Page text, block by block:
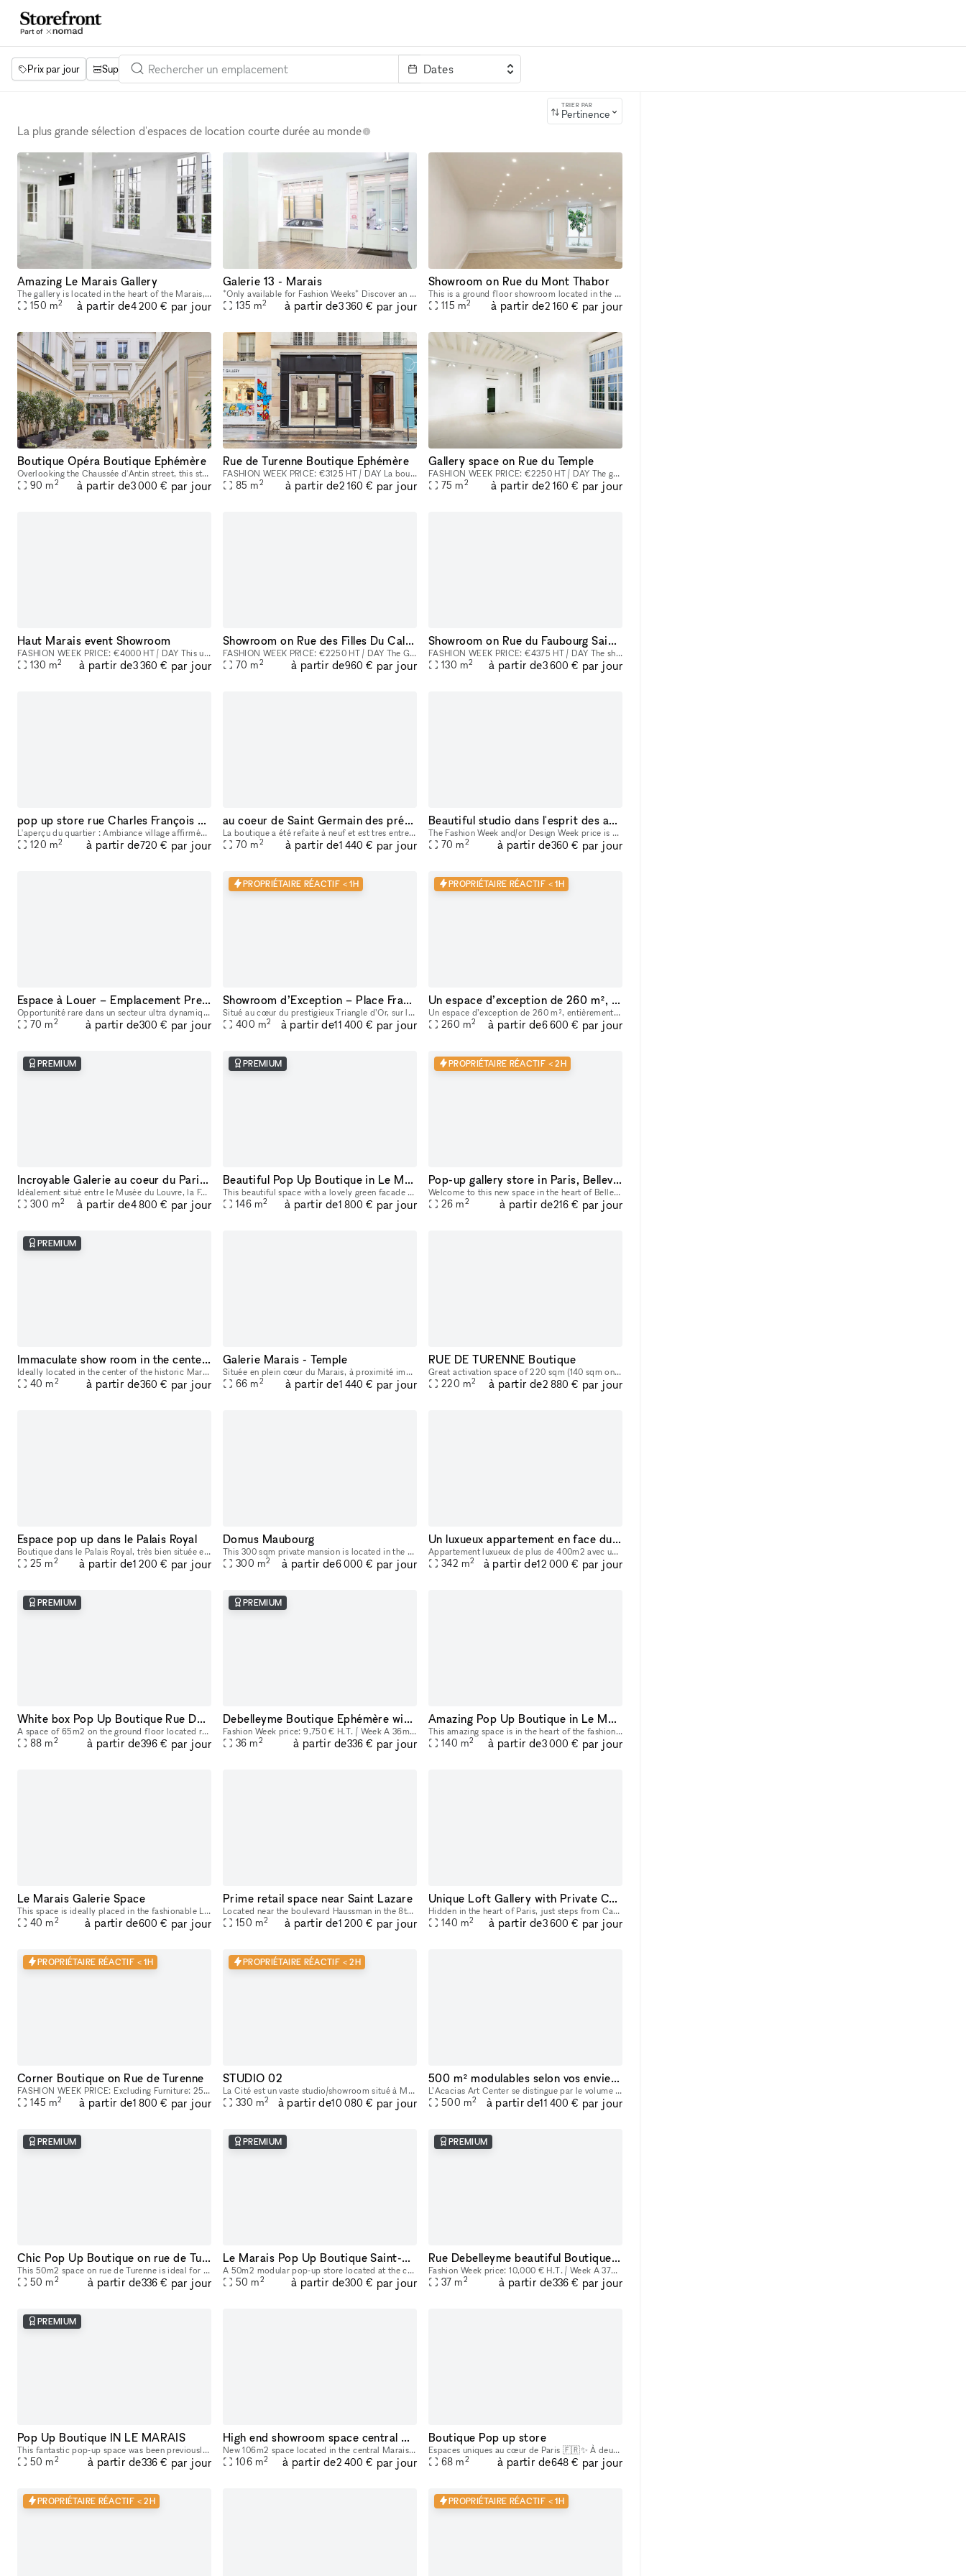
Dates
Prix par jour Superficie Projets Équipements
TRIER PAR
Pertinence
La plus grande sélection d'espaces de location courte durée au monde
Amazing Le Marais Gallery
The gallery is located in the heart of the Marais, it is a former workshop tucked away from the public eye inside an intimate courtyard. An atypical gallery that has known different historical perio
150 m2 à partir de4 200 € par jour
Galerie 13 - Marais
*Only available for Fashion Weeks* Discover an exclusive location: Galerie 13, a gallery as well as a showroom that can accommodate up to 60 pax. This location has a unique atmosphere with its sleek
135 m2 à partir de3 360 € par jour
Showroom on Rue du Mont Thabor
This is a ground floor showroom located in the heart of one of the most renowned areas in Paris, Place Vendome, featuring a small private courtyard. This space, designed for welcoming customers and p
115 m2 à partir de2 160 € par jour
Boutique Opéra Boutique Ephémère
Overlooking the Chaussée d'Antin street, this store benefits from a strategic location in the heart of a lively district in the 9th arrondissement of Paris. Boutique Opéra is a space of 90 m2, compos
90 m2 à partir de3 000 € par jour
Rue de Turenne Boutique Ephémère
FASHION WEEK PRICE: €3125 HT / DAY La boutique Turenne est au coeur des événements de la mode et de l’art dans un quartier vivant. Elle est composée de 3 pieces en enfilade ouvertes sur une vitrine
85 m2 à partir de2 160 € par jour
Gallery space on Rue du Temple
FASHION WEEK PRICE: €2250 HT / DAY The gallery is located in the Haut Marais near the rue de Bretagne and the rue Portefoin. The 75m2 space is located on the first floor at the end of a small Parisa
75 m2 à partir de2 160 € par jour
Haut Marais event Showroom
FASHION WEEK PRICE: €4000 HT / DAY This unconventional 130m2 room​,​ located in the heart of the Marais area at the end of a listed courtyard​,​ is an outstanding site because to its stunning glass r
130 m2 à partir de3 360 € par jour
Showroom on Rue des Filles Du Calvaire
FASHION WEEK PRICE: €2250 HT / DAY The Galerie is located in the artistic rue des Filles Du Calvaire​,​ centre of Haut Marais​,​ a district known for its art galleries and high end boutiques on Beaum
70 m2 à partir de960 € par jour
Showroom on Rue du Faubourg Saint-Honoré
FASHION WEEK PRICE: €4375 HT / DAY The showroom is fully renovated with an architecture combining modernity and Parisian charm​,​ in one of the most sought-after areas of the capital​,​ the Faubourg
130 m2 à partir de3 600 € par jour
pop up store rue Charles François Dupuis, Paris 3e
L'aperçu du quartier : Ambiance village affirmée du secteur, entre artisans et jeunes créateurs Voisinage immédiat du Carreau du Temple, lieu culturel et sportif incontournable Concentration de galer
120 m2 à partir de720 € par jour
au coeur de Saint Germain des prés Paris 6e
La boutique a été refaite à neuf et est tres entretenue éclairage maximum parquet en bon état
70 m2 à partir de1 440 € par jour
Beautiful studio dans l'esprit des années de Montparnasse
The Fashion Week and/or Design Week price is 375 euros per day. Special price per month, week or week-end.This unique space located in Paris is perfectly suited for art exhibitions, providing a versa
70 m2 à partir de360 € par jour
Espace à Louer – Emplacement Premium proche Châtelet
Opportunité rare dans un secteur ultra dynamique ! Situé à deux pas de Châtelet, sur un axe très passant, cet espace commercial de 70 m² bénéficie de la clientèle de RETRO, qui a fait ses preuves d
70 m2 à partir de300 € par jour
PROPRIÉTAIRE RÉACTIF < 1H
Showroom d’Exception – Place François 1er, Paris VIII
Situé au cœur du prestigieux Triangle d’Or, sur la très recherchée Place François 1er, cet espace exceptionnel de 400 m² au 2ᵉ étage bénéficie d’un emplacement premium à quelques pas seulement de la
400 m2 à partir de11 400 € par jour
PROPRIÉTAIRE RÉACTIF < 1H
Un espace d’exception de 260 m², entièrement privatisable, au cœur du 2ᵉ arrondissement de Paris
Un espace d’exception de 260 m², entièrement privatisable, au cœur du 2ᵉ arrondissement de Paris. Situé au 4ᵉ étage d’un bel immeuble aux grandes huisseries, ce nouvel espace entièrement vitré est ba
260 m2 à partir de6 600 € par jour
PREMIUM
Incroyable Galerie au coeur du Paris Culturel
Idéalement situé entre le Musée du Louvre, la Fondation Quartier, la Collection Pinault, la Samaritaine et les Jardins du Palais Royal, le 15 rue du Louvre s’impose comme un espace raffiné et stratég
300 m2 à partir de4 800 € par jour
PREMIUM
Beautiful Pop Up Boutique in Le Marais
This beautiful space with a lovely green facade offers a corner location on the famous Rue Charlot​,​ in the heart of Le Marais. It's freshly renovated with white walls​,​ ceiling​,​ and floor. 146 s
146 m2 à partir de1 800 € par jour
PROPRIÉTAIRE RÉACTIF < 2H
Pop-up gallery store in Paris, Belleville
Welcome to this new space in the heart of Belleville, in the dynamic Jourdain district of the 20th arrondissement of Paris. Formerly a contemporary art gallery, this space has recently been renovated
26 m2 à partir de216 € par jour
PREMIUM
Immaculate show room in the center of Paris - Marais
Ideally located in the center of the historic Marais area of Paris this space of 40 square meters completely renovated with a stunning brass store front is ideal to receive clients and show products.
40 m2 à partir de360 € par jour
Galerie Marais - Temple
Située en plein cœur du Marais, à proximité immédiate des plus grands musées parisiens et à seulement dix minutes à pied des quais de Seine, cette galerie bénéficie d’un emplacement premium dans l’un
66 m2 à partir de1 440 € par jour
RUE DE TURENNE Boutique
Great activation space of 220 sqm (140 sqm on the ground floor and 80 sqm in the basement​,​ located near the famous Place des Vosges. This space offers great storefront on a popular street in Paris
220 m2 à partir de2 880 € par jour
Espace pop up dans le Palais Royal
Boutique dans le Palais Royal, très bien située entre de belles enseignes, vitrine, 2 accès, grilles de sécurité, réserve et toilettes en sous sol, idéal pour pop up Fashion week
25 m2 à partir de1 200 € par jour
Domus Maubourg
This 300 sqm private mansion is located in the heart of the prestigious 7th arrondissement of Paris, providing an elegant setting for all types of events: product launches, showrooms, press and influ
300 m2 à partir de6 000 € par jour
Un luxueux appartement en face du jardin des tuilerie
Appartement luxueux de plus de 400m2 avec une hauteur sous plafond de 5m situé enfin ace du jardin des tuileries. Idéal pour vos évènements : Fashion week, press Day, Diner...
342 m2 à partir de12 000 € par jour
PREMIUM
White box Pop Up Boutique Rue Debelleyme
A space of ​​65m2 on the ground floor located rue Debelleyme between rue de Bretagne and rue de Turenne. Fully modular, you will find clothes racks, furniture, picture rails, as well as a storage spa
88 m2 à partir de396 € par jour
PREMIUM
Debelleyme Boutique Ephémère with high exposure
Fashion Week price: 9,750 € H.T. / Week A 36m2 pop-up store for rent on the ground floor located rue Debelleyme at the corner of rue de Poitou and in the immediate vicinity of rue Vieille du Temple a
36 m2 à partir de336 € par jour
Amazing Pop Up Boutique in Le Marais
This amazing space is in the heart of the fashion and art scene in a lively neighborhood. It has an exhibition space on the ground floor of 100m ² with an 8 meters long street side window overlooking
140 m2 à partir de3 000 € par jour
Le Marais Galerie Space
This space is ideally placed in the fashionable Le Marais neighborhood and has high foot traffic. It's a rare chance in a popular location​,​ ideal for companies​,​ artists​,​ and designers to open t
40 m2 à partir de600 € par jour
Prime retail space near Saint Lazare
Located near the boulevard Haussman in the 8th district, this versatile retail space is ideal for pop-up shops, events, and showrooms. Boasting high foot traffic and a prime position in front of the
150 m2 à partir de1 200 € par jour
Unique Loft Gallery with Private Courtyard | République – Canal Saint-Martin
Hidden in the heart of Paris, just steps from Canal Saint-Martin and Place de la République, this beautifully renovated 145 sqm gallery offers a unique setting for creative and corporate events. Des
140 m2 à partir de3 600 € par jour
PROPRIÉTAIRE RÉACTIF < 1H
Corner Boutique on Rue de Turenne
FASHION WEEK PRICE: Excluding Furniture: 25.000€HT Including Furniture: 28.000€HT The rue de Turenne​​,​​ historically the street of wholesalers​​,​​ has become over the years an emblematic and essen
145 m2 à partir de1 800 € par jour
PROPRIÉTAIRE RÉACTIF < 2H
STUDIO 02
La Cité est un vaste studio/showroom situé à Montorgueil, dans le 2ème arrondissement de Paris. S'étendant sur 300m², l'espace comprend une galerie sur la rue Réaumur (50m²) et un grand espace sur
330 m2 à partir de10 080 € par jour
500 m² modulables selon vos envies, à deux pas de l’Arc de Triomphe.
L’Acacias Art Center se distingue par le volume de ses espaces, sa localisation et son identité. Un lieu unique à l'architecture prestigieuse et contemporaine. Facilité d'accès. Sa superficie de 50
500 m2 à partir de11 400 € par jour
PREMIUM
Chic Pop Up Boutique on rue de Turenne
This 50m2 space on rue de Turenne is ideal for a pop-up store, a product launch or an art gallery. Its characteristics: high ceilings and a window that opens entirely onto the street. Available for h
50 m2 à partir de336 € par jour
PREMIUM
Le Marais Pop Up Boutique Saint-Gilles
A 50m2 modular pop-up store located at the corner of rue de Turenne and rue Saint Gilles. Available for hire for showrooms, pop-up shops and art exhibitions. Suspended racks that can be hung up or r
50 m2 à partir de300 € par jour
PREMIUM
Rue Debelleyme beautiful Boutique Ephémère
Fashion Week price: 10,000 € H.T. / Week A 37m2 modular pop-up space located between rue de Bretagne and rue de Poitou. Suspended racks that hook or unhook, picture rails on all walls, mirror and fur
37 m2 à partir de336 € par jour
PREMIUM
Pop Up Boutique IN LE MARAIS
This fantastic pop-up space was been previously used by famous brand like Dita Eyewear​,​ Gémo​,​ AQ​,​ etc. It's located in the prime fashion district Le Marais in central Paris. You won't find many
50 m2 à partir de336 € par jour
High end showroom space central Marais district
New 106m2 space located in the central Marais district in Paris and available showrooms and art exhibitions. Entirely refurbished with high end services and equipment : sound system, air conditioning
106 m2 à partir de2 400 € par jour
Boutique Pop up store
Espaces uniques au cœur de Paris 🇫🇷✨ À deux pas du Centre Georges Pompidou, explorez notre tout nouveau showroom en location courte durée. L'endroit idéal pour vos expositions, ventes privées, ou mêm
68 m2 à partir de648 € par jour
PROPRIÉTAIRE RÉACTIF < 2H PROPRIÉTAIRE RÉACTIF < 1H